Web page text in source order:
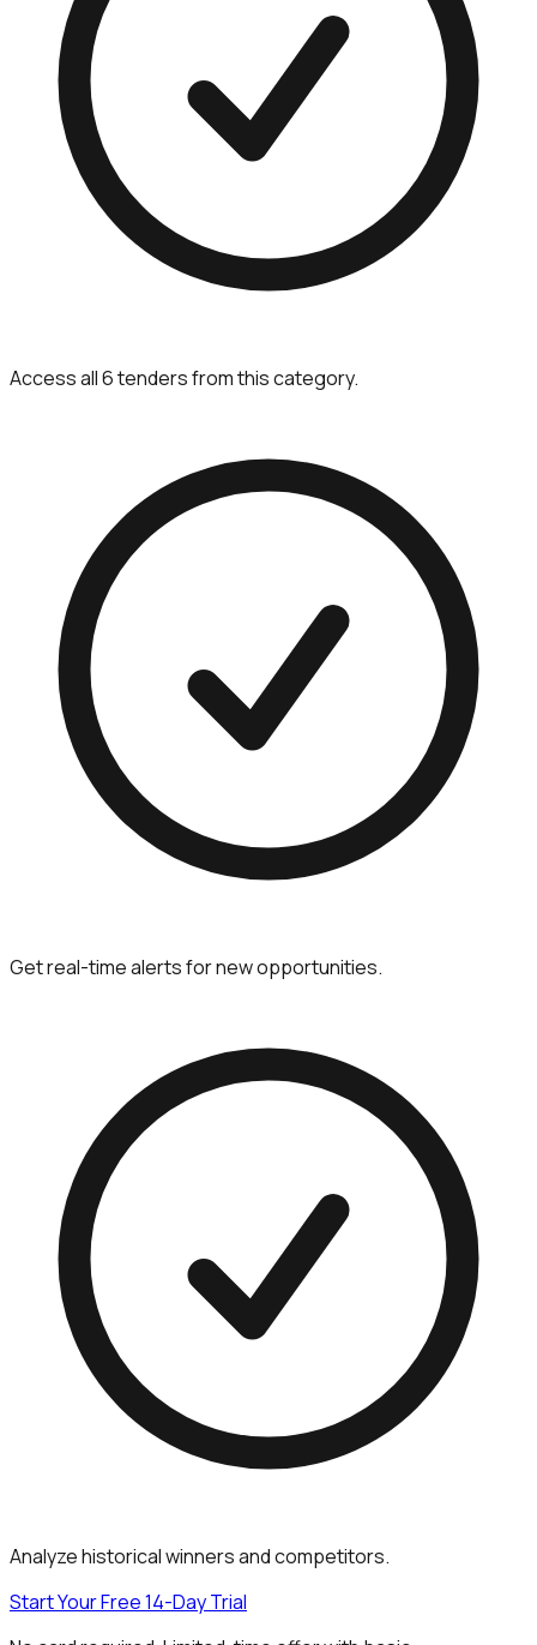
Access all 6 tenders from this category.
Get real-time alerts for new opportunities.
Analyze historical winners and competitors.
Start Your Free 14-Day Trial